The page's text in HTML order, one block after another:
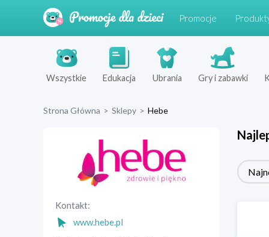
Promocje
Wszystkie Edukacja Ubrania Gry i zabawki
Strona Główna > Sklepy > Hebe
Kontakt:
www.hebe.pl